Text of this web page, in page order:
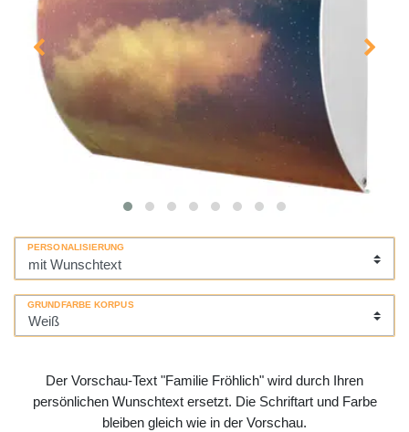
PERSONALISIERUNG
GRUNDFARBE KORPUS
Der Vorschau-Text "Familie Fröhlich" wird durch Ihren
persönlichen Wunschtext ersetzt. Die Schriftart und Farbe
bleiben gleich wie in der Vorschau.